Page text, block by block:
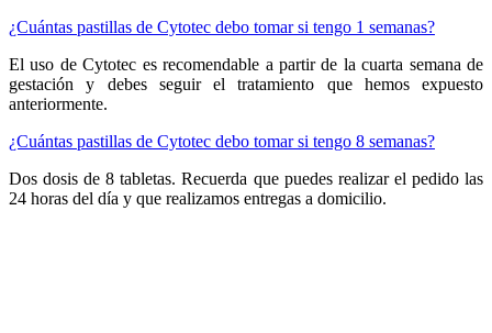
¿Cuántas pastillas de Cytotec debo tomar si tengo 1 semanas?
El uso de Cytotec es recomendable a partir de la cuarta semana de
gestación y debes seguir el tratamiento que hemos expuesto
anteriormente.
¿Cuántas pastillas de Cytotec debo tomar si tengo 8 semanas?
Dos dosis de 8 tabletas. Recuerda que puedes realizar el pedido las
24 horas del día y que realizamos entregas a domicilio.